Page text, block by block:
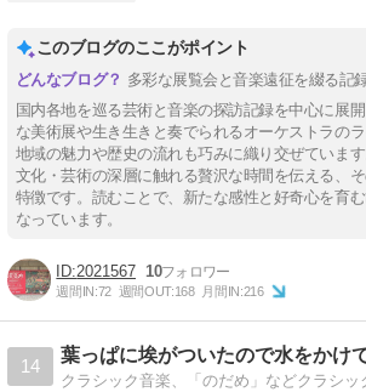
このブログのここがポイント
多彩な展覧会と音楽遠征を綴る記
国内各地を巡る芸術と音楽の探訪記録を中心に展
な美術展や生き生きと奏でられるオーケストラのラ
地域の魅力や歴史の流れも巧みに織り交ぜています
文化・芸術の深層に触れる贅沢な時間を伝える、
特徴です。読むことで、新たな感性と好奇心を育
なっています。
2021567 10
週間IN:72 週間OUT:168 月間IN:216
14
葉っぱに埃がついたので水をかけ